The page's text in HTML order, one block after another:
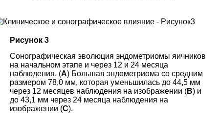
Рисунок 3
Сонографическая эволюция эндометриомы яичников
на начальном этапе и через 12 и 24 месяца
наблюдения. (А) Большая эндометриома со средним
размером 78,0 мм, которая уменьшилась до 44,5 мм
через 12 месяцев наблюдения на изображении (В) и
до 43,1 мм через 24 месяца наблюдения на
изображении (С).